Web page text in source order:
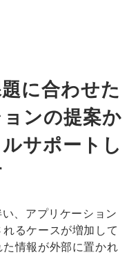
に合わせた
ンの提案か
サポートし
、アプリケーション
るケースが増加して
情報が外部に置かれ